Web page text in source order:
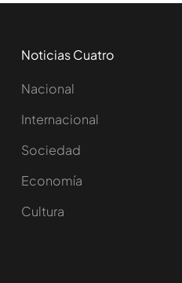
Noticias Cuatro
Nacional
Internacional
Sociedad
Economía
Cultura